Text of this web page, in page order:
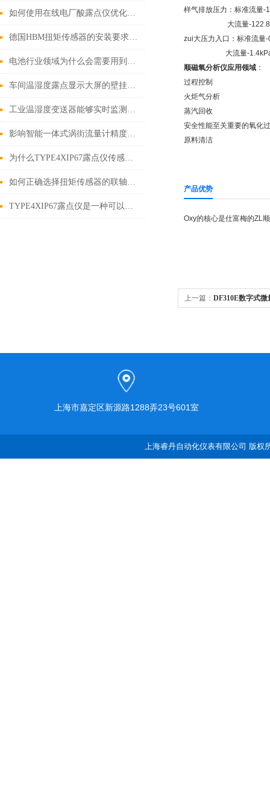
如何使用在线电厂酸露点仪优化电厂的化学管理？
德国HBM扭矩传感器的安装要求及注意事项讲解
电池行业领域为什么会需要用到露点仪
车间温湿度露点显示大屏的壁挂与吊装安装方式
工业温湿度变送器能够实时监测环境条件的变化
影响智能一体式涡街流量计精度的主要因素有哪些？
为什么TYPE4XIP67露点仪传感器不能用于静态测量？
如何正确选择扭矩传感器的联轴器？
TYPE4XIP67露点仪是一种可以直接测量露点温度的仪器
样气排放压力：标准流量-
大流量-122.8Kpa
zui大压力入口：标准流量
大流量-1.4kPa（
顺磁氧分析仪应用领域 ：
过程控制
火炬气分析
蒸汽回收
安全性能至关重要的氧化
原料清洁
产品优势
Oxy的核心是仕富梅的ZL
上一篇： DF310E数字式
上海市嘉定区新源路1288弄23号601室
上海睿丹自动化仪表有限公司 版权